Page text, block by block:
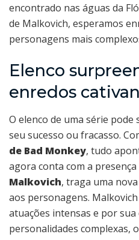
encontrado nas águas da
de Malkovich, esperamos
personagens mais
Elenco
enredos
O elenco de uma série
seu sucesso ou fracasso.
de Bad Monkey, tudo
agora conta com a
Malkovich, traga uma
aos personagens.
atuações intensas e por
personalidades complexas,